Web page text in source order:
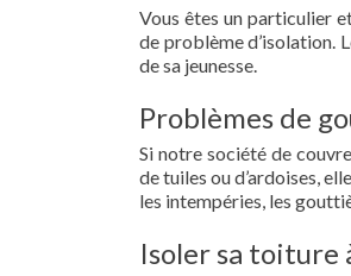
Vous êtes un particulier
de problème d’isolation.
de sa jeunesse.
Problèmes de
Si notre société de
de tuiles ou d’ardoises,
les intempéries, les
Isoler sa toiture